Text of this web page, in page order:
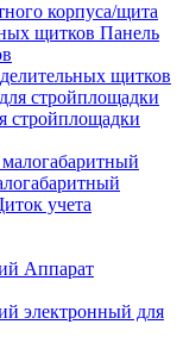
корпуса/щита
Панель
щитков
стройплощадки
учета
Аппарат